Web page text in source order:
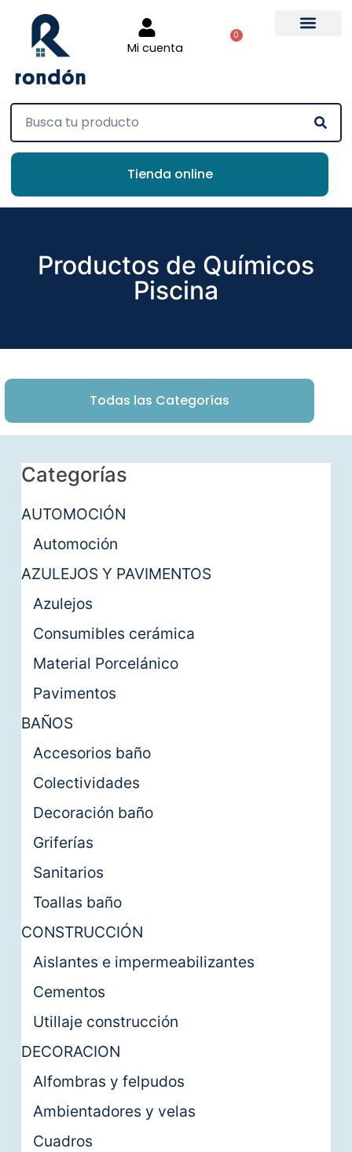
Mi cuenta
0
Tienda online
Productos de Químicos
Piscina
Todas las Categorías
Categorías
AUTOMOCIÓN
Automoción
AZULEJOS Y PAVIMENTOS
Azulejos
Consumibles cerámica
Material Porcelánico
Pavimentos
BAÑOS
Accesorios baño
Colectividades
Decoración baño
Griferías
Sanitarios
Toallas baño
CONSTRUCCIÓN
Aislantes e impermeabilizantes
Cementos
Utillaje construcción
DECORACION
Alfombras y felpudos
Ambientadores y velas
Cuadros